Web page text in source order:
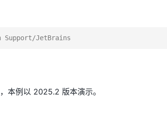
本例以 2025.2 版本演示。